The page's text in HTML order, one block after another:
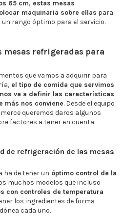
65 cm, estas mesas
maquinaria sobre ellas para
rango óptimo para el servicio.
mesas refrigeradas para
que vamos a adquirir para
el tipo de comida que servimos
va a definir las características
más nos conviene. Desde el equipo
queremos daros algunos
factores a tener en cuenta.
de refrigeración de las mesas
ha de tener un óptimo control de la
muchos modelos que incluso
con controles de temperatura
los ingredientes de forma
cada uno.